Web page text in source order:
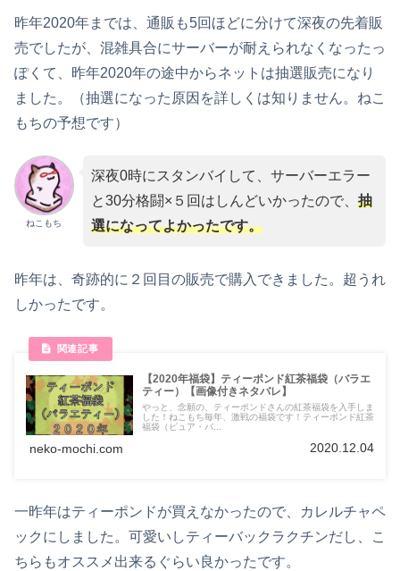
昨年2020年までは、通販も5回ほどに分けて深夜の先着販
売でしたが、混雑具合にサーバーが耐えられなくなったっ
ぽくて、昨年2020年の途中からネットは抽選販売になり
ました。（抽選になった原因を詳しくは知りません。ねこ
もちの予想です）
ねこもち
深夜0時にスタンバイして、サーバーエラー
と30分格闘×５回はしんどいかったので、 抽
選になってよかったです。
昨年は、奇跡的に２回目の販売で購入できました。超うれ
しかったです。
【2020年福袋】ティーポンド紅茶福袋（バラエ
ティー）【画像付きネタバレ】
やっと、念願の、ティーポンドさんの紅茶福袋を入手しま
した！ねこもち毎年、激戦の福袋です！ティーポンド紅茶
福袋（ピュア・バ...
neko-mochi.com 2020.12.04
一昨年はティーポンドが買えなかったので、カレルチャペ
ックにしました。可愛いしティーバックラクチンだし、こ
ちらもオススメ出来るぐらい良かったです。